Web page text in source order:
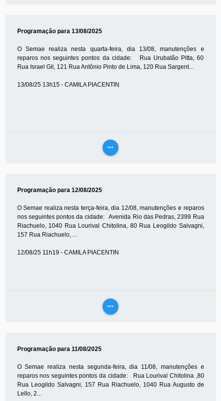
Programação para 13/08/2025
O Semae realiza nesta quarta-feira, dia 13/08, manutenções e
reparos nos seguintes pontos da cidade: Rua Urubatão Pitta, 60
Rua Israel Gil, 121 Rua Antônio Pinto de Lima, 120 Rua Sargent...
13/08/25 13h15 - CAMILA PIACENTIN
more_horiz
Programação para 12/08/2025
O Semae realiza nesta terça-feira, dia 12/08, manutenções e reparos
nos seguintes pontos da cidade: Avenida Rio das Pedras, 2399 Rua
Riachuelo, 1040 Rua Lourival Chitolina, 80 Rua Leogildo Salvagni,
157 Rua Riachuelo, ...
12/08/25 11h19 - CAMILA PIACENTIN
more_horiz
Programação para 11/08/2025
O Semae realiza nesta segunda-feira, dia 11/08, manutenções e
reparos nos seguintes pontos da cidade: Rua Lourival Chitolina ,80
Rua Leogildo Salvagni, 157 Rua Riachuelo, 1040 Rua Augusto de
Lello, 2...